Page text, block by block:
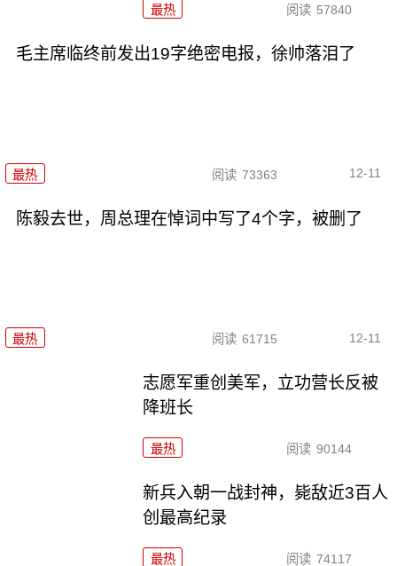
最热 阅读 57840
毛主席临终前发出19字绝密电报，徐帅落泪了
最热 阅读 73363 12-11
陈毅去世，周总理在悼词中写了4个字，被删了
最热 阅读 61715 12-11
志愿军重创美军，立功营长反被
降班长
最热 阅读 90144
新兵入朝一战封神，毙敌近3百人
创最高纪录
最热 阅读 74117